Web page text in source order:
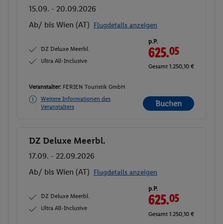
15.09. - 20.09.2026
Ab/ bis Wien (AT) Flugdetails anzeigen
DZ Deluxe Meerbl.
Ultra All-Inclusive
p.P.
625.05
Gesamt 1.250,10 €
Veranstalter: FERIEN Touristik GmbH
Weitere Informationen des
Veranstalters
Buchen
Buchen
DZ Deluxe Meerbl.
17.09. - 22.09.2026
Ab/ bis Wien (AT) Flugdetails anzeigen
DZ Deluxe Meerbl.
Ultra All-Inclusive
p.P.
625.05
Gesamt 1.250,10 €